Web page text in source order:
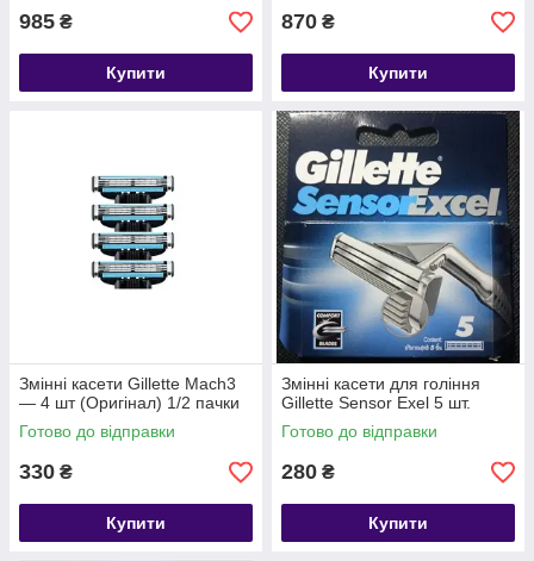
985 ₴
Купити
870 ₴
Купити
Змінні касети Gillette Mach3
— 4 шт (Оригінал) 1/2 пачки
Готово до відправки
330 ₴
Купити
Змінні касети для гоління
Gillette Sensor Exel 5 шт.
Готово до відправки
280 ₴
Купити